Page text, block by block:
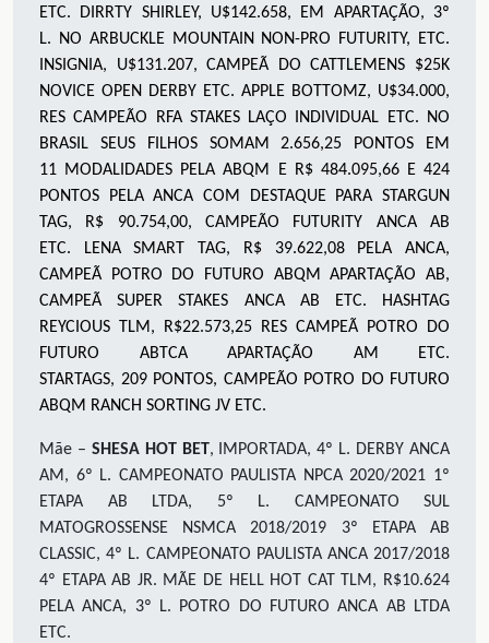
ETC. DIRRTY SHIRLEY, U$142.658, EM APARTAÇÃO, 3º
L. NO ARBUCKLE MOUNTAIN NON-PRO FUTURITY, ETC.
INSIGNIA, U$131.207, CAMPEÃ DO CATTLEMENS $25K
NOVICE OPEN DERBY ETC. APPLE BOTTOMZ, U$34.000,
RES CAMPEÃO RFA STAKES LAÇO INDIVIDUAL ETC. NO
BRASIL SEUS FILHOS SOMAM
2.656,25 PONTOS EM
11 MODALIDADES PELA ABQM E R$ 484.095,66 E424
PONTOS PELA ANCA COM DESTAQUE PARA STARGUN
TAG, R$ 90.754,00, CAMPEÃO FUTURITY ANCA AB
ETC. LENA SMART TAG, R$39.622,08PELA ANCA,
CAMPEÃ POTRO DO FUTURO ABQM APARTAÇÃO AB,
CAMPEÃ SUPER STAKES ANCA AB ETC. HASHTAG
REYCIOUS TLM, R$22.573,25 RES CAMPEÃ POTRO DO
FUTURO ABTCA APARTAÇÃO AM ETC.
STARTAGS, 209PONTOS, CAMPEÃO POTRO DO FUTURO
ABQM RANCH SORTING JV ETC.
Mãe – SHESA HOT BET, IMPORTADA, 4º L. DERBY ANCA
AM, 6º L. CAMPEONATO PAULISTA NPCA 2020/2021 1º
ETAPA AB LTDA, 5º L. CAMPEONATO SUL
MATOGROSSENSE NSMCA 2018/2019 3º ETAPA AB
CLASSIC, 4º L. CAMPEONATO PAULISTA ANCA 2017/2018
4º ETAPA AB JR. MÃE DE HELL HOT CAT TLM, R$10.624
PELA ANCA, 3º L. POTRO DO FUTURO ANCA AB LTDA
ETC.